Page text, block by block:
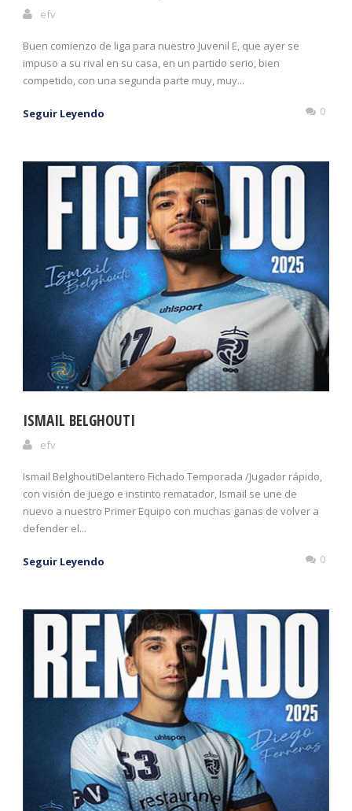
efv
Buen comienzo de liga para nuestro Juvenil E, que ayer se
impuso a su rival en su casa, en un partido serio, bien
competido, con una segunda parte muy, muy...
Seguir Leyendo 0
ISMAIL BELGHOUTI
efv
Ismail BelghoutiDelantero Fichado Temporada /Jugador rápido,
con visión de juego e instinto rematador, Ismail se une de
nuevo a nuestro Primer Equipo con muchas ganas de volver a
defender el...
Seguir Leyendo 0